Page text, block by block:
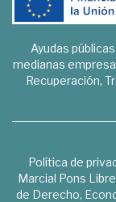
Ayudas
medianas
Recuperación,
Política de
Marcial Pons
de Derecho,